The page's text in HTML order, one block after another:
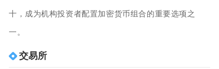
十，成为机构投资者配置加密货币组合的重要选项之
一。
交易所